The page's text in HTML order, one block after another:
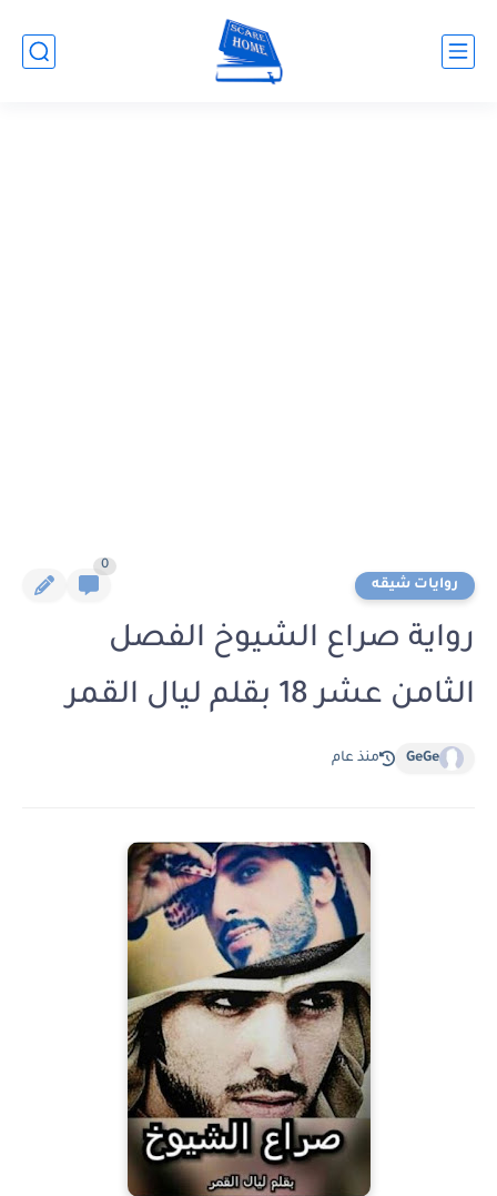
روايات شيقه
0
رواية صراع الشيوخ الفصل
الثامن عشر 18 بقلم ليال القمر
GeGe منذ عام